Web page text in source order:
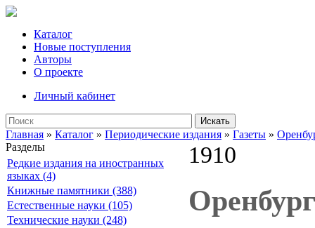
Каталог
Новые поступления
Авторы
О проекте
Личный кабинет
Искать
Главная » Каталог » Периодические издания » Газеты »
Разделы
Редкие издания на иностранных
языках (4)
Книжные памятники (388)
Естественные науки (105)
Технические науки (248)
1910